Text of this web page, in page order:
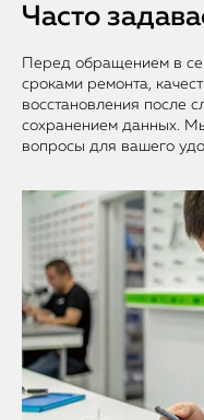
Часто
Перед обращением в
сроками ремонта,
восстановления после
сохранением данных.
вопросы для вашего